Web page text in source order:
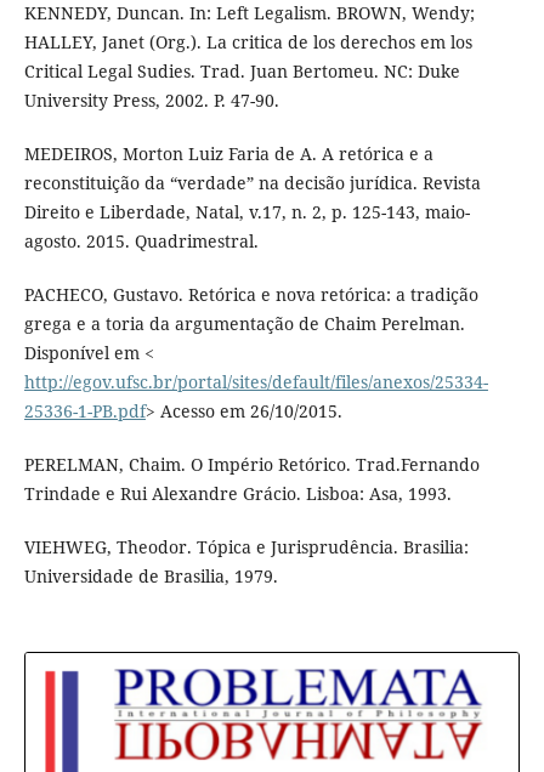
KENNEDY, Duncan. In: Left Legalism. BROWN, Wendy;
HALLEY, Janet (Org.). La critica de los derechos em los
Critical Legal Sudies. Trad. Juan Bertomeu. NC: Duke
University Press, 2002. P. 47-90.
MEDEIROS, Morton Luiz Faria de A. A retórica e a
reconstituição da “verdade” na decisão jurídica. Revista
Direito e Liberdade, Natal, v.17, n. 2, p. 125-143, maio-
agosto. 2015. Quadrimestral.
PACHECO, Gustavo. Retórica e nova retórica: a tradição
grega e a toria da argumentação de Chaim Perelman.
Disponível em <
http://egov.ufsc.br/portal/sites/default/files/anexos/25334-
25336-1-PB.pdf> Acesso em 26/10/2015.
PERELMAN, Chaim. O Império Retórico. Trad.Fernando
Trindade e Rui Alexandre Grácio. Lisboa: Asa, 1993.
VIEHWEG, Theodor. Tópica e Jurisprudência. Brasilia:
Universidade de Brasilia, 1979.